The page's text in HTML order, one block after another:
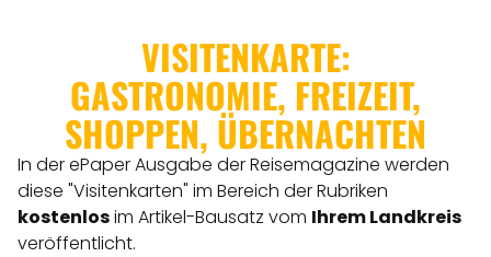
VISITENKARTE:
GASTRONOMIE, FREIZEIT,
SHOPPEN, ÜBERNACHTEN
In der ePaper Ausgabe der Reisemagazine werden
diese "Visitenkarten" im Bereich der Rubriken
kostenlosim Artikel-Bausatz vom Ihrem Landkreis
veröffentlicht.